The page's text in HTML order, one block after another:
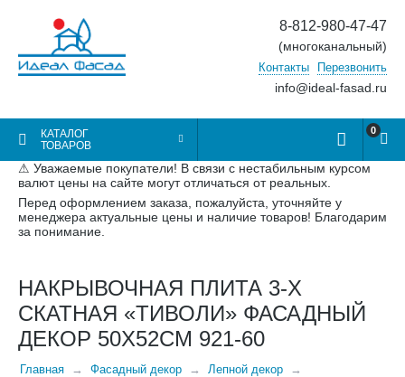
8-812-980-47-47
(многоканальный)
Контакты Перезвонить
info@ideal-fasad.ru
КАТАЛОГ
ТОВАРОВ
0
⚠ Уважаемые покупатели! В связи с нестабильным курсом
валют цены на сайте могут отличаться от реальных.
Перед оформлением заказа, пожалуйста, уточняйте у
менеджера актуальные цены и наличие товаров! Благодарим
за понимание.
НАКРЫВОЧНАЯ ПЛИТА 3-Х
СКАТНАЯ «ТИВОЛИ» ФАСАДНЫЙ
ДЕКОР 50Х52СМ 921-60
Главная Фасадный декор
Лепной декор